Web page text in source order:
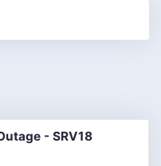
- SRV18